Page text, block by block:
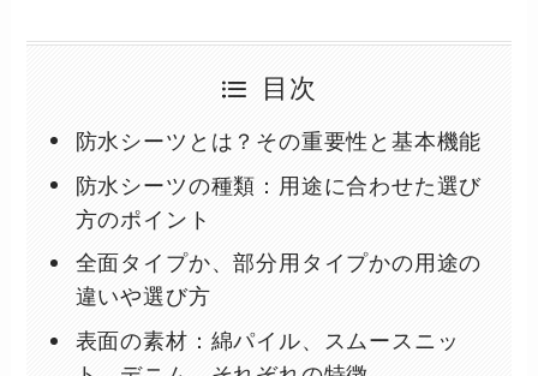
目次
防水シーツとは？その重要性と基本機能
防水シーツの種類：用途に合わせた選び
方のポイント
全面タイプか、部分用タイプかの用途の
違いや選び方
表面の素材：綿パイル、スムースニッ